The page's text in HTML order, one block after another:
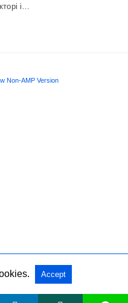
і…
Non-AMP Version
Accept